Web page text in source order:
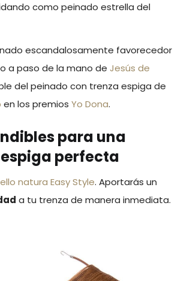
como peinado estrella del
escandalosamente favorecedor
a paso de la mano de Jesús de
del peinado con trenza espiga de
en los premios Yo Dona.
para una
perfecta
natura Easy Style. Aportarás un
a tu trenza de manera inmediata.